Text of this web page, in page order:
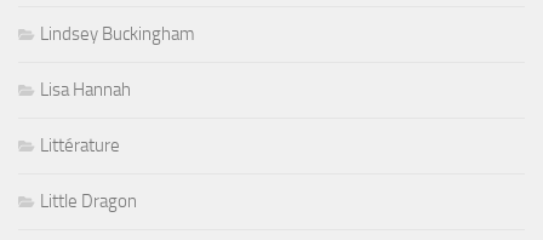
Lindsey Buckingham
Lisa Hannah
Littérature
Little Dragon